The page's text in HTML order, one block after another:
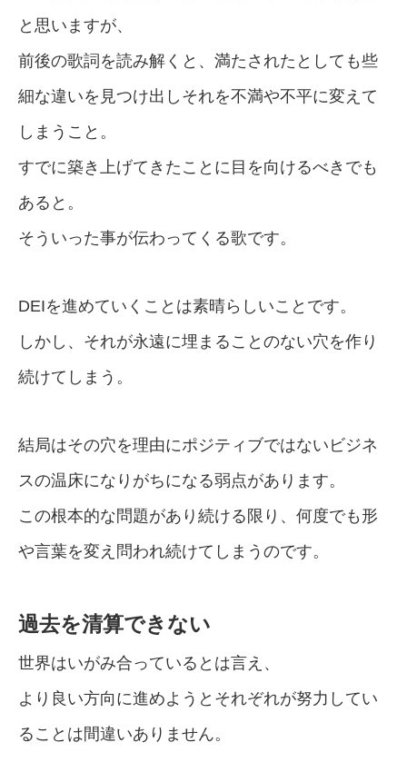
と思いますが、
前後の歌詞を読み解くと、満たされたとしても些
細な違いを見つけ出しそれを不満や不平に変えて
しまうこと。
すでに築き上げてきたことに目を向けるべきでも
あると。
そういった事が伝わってくる歌です。
DEIを進めていくことは素晴らしいことです。
しかし、それが永遠に埋まることのない穴を作り
続けてしまう。
結局はその穴を理由にポジティブではないビジネ
スの温床になりがちになる弱点があります。
この根本的な問題があり続ける限り、何度でも形
や言葉を変え問われ続けてしまうのです。
過去を清算できない
世界はいがみ合っているとは言え、
より良い方向に進めようとそれぞれが努力してい
ることは間違いありません。